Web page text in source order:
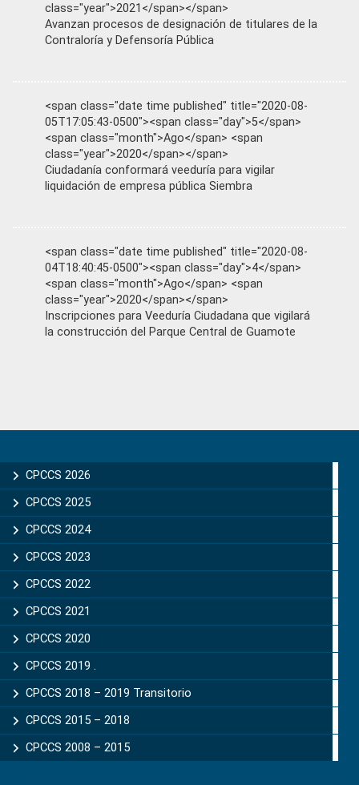
class="year">2021</span></span>
Avanzan procesos de designación de titulares de la
Contraloría y Defensoría Pública
<span class="date time published" title="2020-08-
05T17:05:43-0500"><span class="day">5</span>
<span class="month">Ago</span> <span
class="year">2020</span></span>
Ciudadanía conformará veeduría para vigilar
liquidación de empresa pública Siembra
<span class="date time published" title="2020-08-
04T18:40:45-0500"><span class="day">4</span>
<span class="month">Ago</span> <span
class="year">2020</span></span>
Inscripciones para Veeduría Ciudadana que vigilará
la construcción del Parque Central de Guamote
Sidebar
CPCCS 2026
CPCCS 2025
CPCCS 2024
CPCCS 2023
CPCCS 2022
CPCCS 2021
CPCCS 2020
CPCCS 2019 .
CPCCS 2018 – 2019 Transitorio
CPCCS 2015 – 2018
CPCCS 2008 – 2015